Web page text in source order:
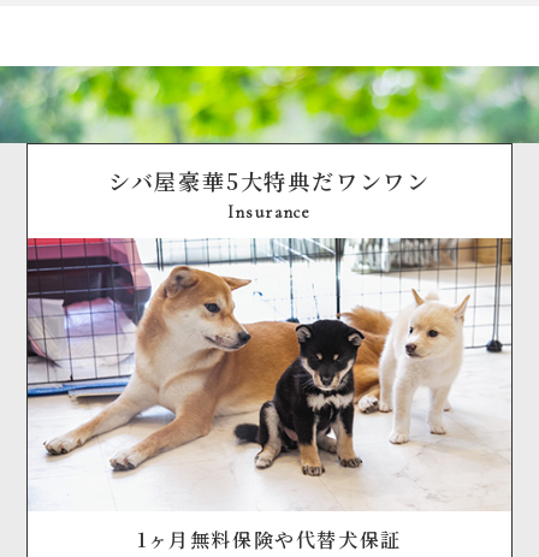
シバ屋豪華5大特典だワンワン
Insurance
1ヶ月無料保険や代替犬保証